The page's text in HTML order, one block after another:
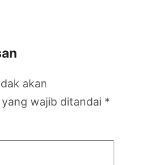
akan
yang wajib ditandai *